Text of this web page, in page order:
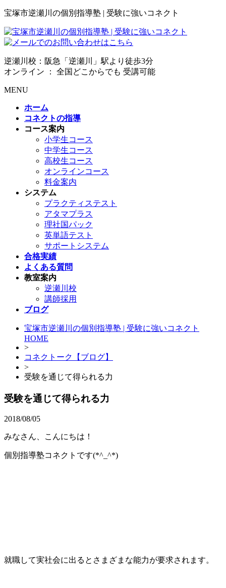
宝塚市逆瀬川の個別指導塾 | 受験に強いコネクト
逆瀬川校：阪急「逆瀬川」駅より徒歩3分
オンライン ： 全国どこからでも 受講可能
MENU
ホーム
コネクトの指導
コース案内
小学生コース
中学生コース
高校生コース
オンラインコース
料金案内
システム
プラクティステスト
アタマプラス
理社国パック
英単語テスト
サポートシステム
合格実績
よくある質問
教室案内
逆瀬川校
講師採用
ブログ
宝塚市逆瀬川の個別指導塾 | 受験に強いコネクト
HOME
>
コネクトーク【ブログ】
>
受験を通じて得られる力
受験を通じて得られる力
2018/08/05
みなさん、こんにちは！
個別指導塾コネクトです(*^_^*)
就職して実社会に出るとさまざまな能力が要求されます。